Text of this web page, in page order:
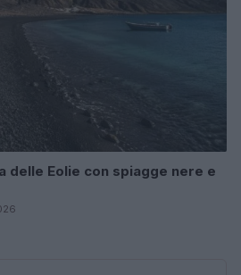
delle Eolie con spiagge nere e